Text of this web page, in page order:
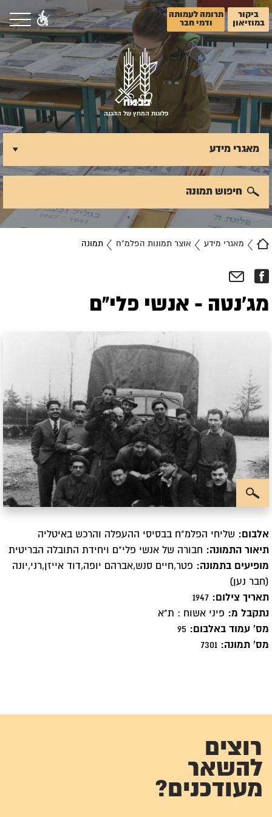
ביקור
במוזיאון
תרומה לעמותה
ודמי חבר
פלוגות המחץ של ההגנה
מאגרי מידע אוצר תמונות הפלמ"ח תמונה
מאגרי מידע
חיפוש תמונה
מג'נטה - אנשי פלי"ם
אלבום: שליחי הפלמ"ח בבסיסי ההעפלה והרכש באיטליה
תיאור התמונה: חבורה של אנשי פלי"ם ויחידת התובלה הבריטית
מופיעים בתמונה: פטר,חיים סנש,אברהם יופה,דוד אייזן,רני,יונה
(חבר נען)
תאריך צילום:
נתקבל מ: פיני אשוח : ת"א
מס' עמוד באלבום:
מס' תמונה:
רוצים
להשאר
מעודכנים?